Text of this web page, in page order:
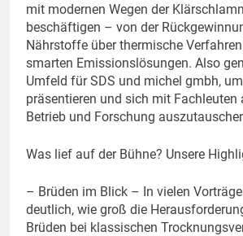
mit modernen Wegen der
beschäftigen – von der
Nährstoffe über thermische
smarten Emissionslösungen. Also
Umfeld für SDS und michel gmbh,
präsentieren und sich mit Fachleuten
Betrieb und Forschung
Was lief auf der Bühne? Unsere
– Brüden im Blick – In vielen
deutlich, wie groß die
Brüden bei klassischen